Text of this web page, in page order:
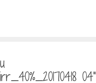
04“